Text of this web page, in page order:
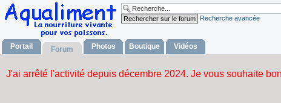
Recherche avancée
Portail Forum Photos Boutique Vidéos